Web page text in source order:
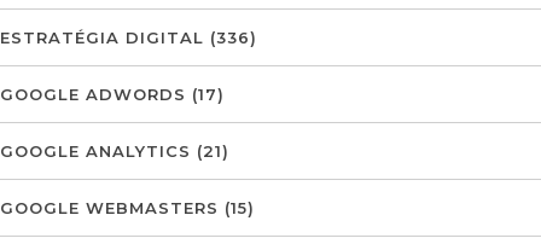
ESTRATÉGIA DIGITAL (336)
GOOGLE ADWORDS (17)
GOOGLE ANALYTICS (21)
GOOGLE WEBMASTERS (15)